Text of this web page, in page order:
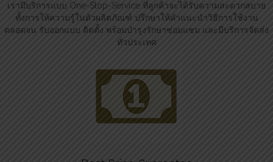
เรามีบริการแบบ One-Stop-Service ที่ลูกค้าจะได้รับความสะดวกสบาย
ทั้งการให้ความรู้ในตัวผลิตภัณฑ์ ปรึกษาให้คำแนะนำวิธีการใช้งาน
ตลอดจน รับออกแบบ ติดตั้ง พร้อมบำรุงรักษาซ่อมแซม และมีบริการจัดส่ง
ทั่วประเทศ